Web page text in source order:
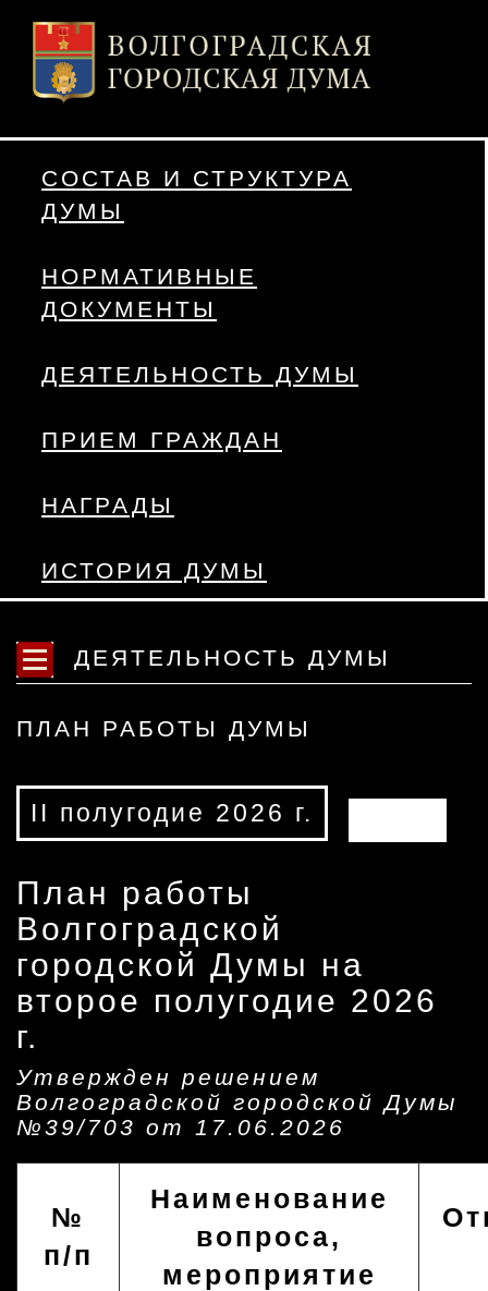
СОСТАВ И СТРУКТУРА
ДУМЫ
НОРМАТИВНЫЕ
ДОКУМЕНТЫ
ДЕЯТЕЛЬНОСТЬ ДУМЫ
ПРИЕМ ГРАЖДАН
НАГРАДЫ
ИСТОРИЯ ДУМЫ
ДЕЯТЕЛЬНОСТЬ ДУМЫ
ПЛАН РАБОТЫ ДУМЫ
II полугодие 2026 г.
План работы
Волгоградской
городской Думы на
второе полугодие 2026
г.
Утвержден решением
Волгоградской городской Думы
№39/703 от 17.06.2026
№
п/п
Наименование
вопроса,
мероприятие